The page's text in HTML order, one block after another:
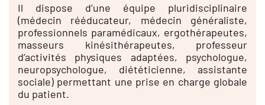
Il dispose d’une équipe pluridisciplinaire
(médecin rééducateur, médecin généraliste,
professionnels paramédicaux, ergothérapeutes,
masseurs kinésithérapeutes, professeur
d’activités physiques adaptées, psychologue,
neuropsychologue, diététicienne, assistante
sociale) permettant une prise en charge globale
du patient.